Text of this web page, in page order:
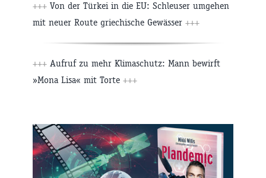
+++ Von der Türkei in die EU: Schleuser umgehen
mit neuer Route griechische Gewässer +++
+++ Aufruf zu mehr Klimaschutz: Mann bewirft
»Mona Lisa« mit Torte +++